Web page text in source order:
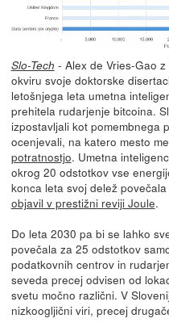
Slo-Tech - Alex de Vries-Gao
okviru svoje doktorske
letošnjega leta umetna
prehitela rudarjenje bitcoina.
izpostavljali kot pomembnega
ocenjevali, na katero mesto
potratnostjo. Umetna
okrog 20 odstotkov vse
konca leta svoj delež
objavil v prestižni reviji Joule.
Do leta 2030 pa bi se lahko
povečala za 25 odstotkov
podatkovnih centrov in
seveda precej odvisen od
svetu močno različni. V
nizkoogljični viri, precej